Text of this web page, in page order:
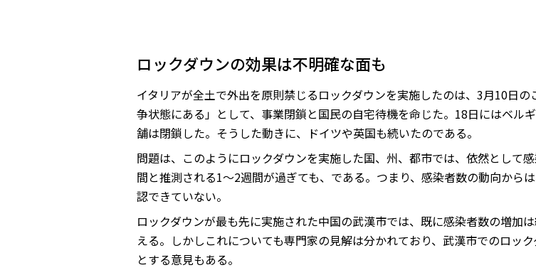
ロックダウンの効果は不明確な面も
イタリアが全土で外出を原則禁じるロックダウンを実施したのは、3月10日
争状態にある」として、事業閉鎖と国民の自宅待機を命じた。18日にはベル
舗は閉鎖した。そうした動きに、ドイツや英国も続いたのである。
問題は、このようにロックダウンを実施した国、州、都市では、依然として
間と推測される1～2週間が過ぎても、である。つまり、感染者数の動向から
認できていない。
ロックダウンが最も先に実施された中国の武漢市では、既に感染者数の増加
える。しかしこれについても専門家の見解は分かれており、武漢市でのロッ
とする意見もある。